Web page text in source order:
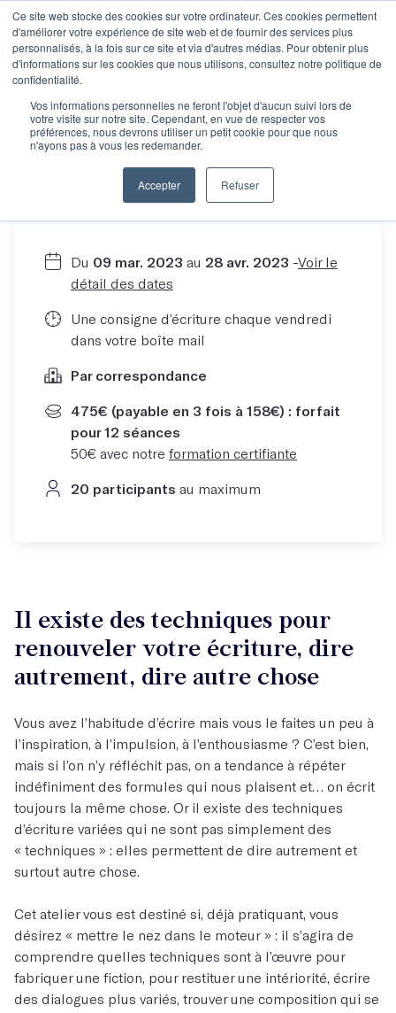
Ce site web stocke des cookies sur votre ordinateur. Ces cookies permettent
d'améliorer votre expérience de site web et de fournir des services plus
personnalisés, à la fois sur ce site et via d'autres médias. Pour obtenir plus
d'informations sur les cookies que nous utilisons, consultez notre politique de
confidentialité.
Vos informations personnelles ne feront l'objet d'aucun suivi lors de
votre visite sur notre site. Cependant, en vue de respecter vos
préférences, nous devrons utiliser un petit cookie pour que nous
n'ayons pas à vous les redemander.
Accepter Refuser
Écrire de la fiction
Par Belinda Cannone
Du 09 mar. 2023 au 28 avr. 2023 -Voir le
détail des dates
Une consigne d’écriture chaque vendredi
dans votre boîte mail
Par correspondance
475€ (payable en 3 fois à 158€) : forfait
pour 12 séances
50€ avec notre formation certifiante
20 participants au maximum
Il existe des techniques pour
renouveler votre écriture, dire
autrement, dire autre chose
Vous avez l’habitude d’écrire mais vous le faites un peu à
l’inspiration, à l’impulsion, à l’enthousiasme ? C’est bien,
mais si l’on n’y réfléchit pas, on a tendance à répéter
indéfiniment des formules qui nous plaisent et… on écrit
toujours la même chose. Or il existe des techniques
d’écriture variées qui ne sont pas simplement des
« techniques » : elles permettent de dire autrement et
surtout autre chose.
Cet atelier vous est destiné si, déjà pratiquant, vous
désirez « mettre le nez dans le moteur » : il s’agira de
comprendre quelles techniques sont à l’œuvre pour
fabriquer une fiction, pour restituer une intériorité, écrire
des dialogues plus variés, trouver une composition qui se